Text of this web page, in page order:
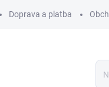
Doprava a platba